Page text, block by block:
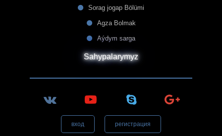
Sorag jogap Bölümi
Agza Bolmak
Aýdym sarga
Sahypalarymyz
вход регистрация